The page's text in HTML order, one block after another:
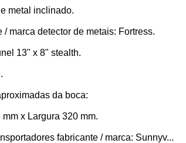
metal inclinado.
/ marca detector de metais: Fortress.
13" x 8" stealth.
da boca:
x Largura 320 mm.
fabricante / marca: Sunnyv...